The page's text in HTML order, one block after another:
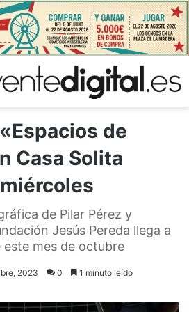
de
Casa Solita
de Pilar Pérez y
Jesús Pereda llega a
mes de octubre
2023 0 1 minuto leído